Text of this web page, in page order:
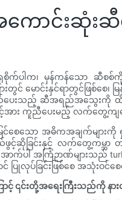
ကောင်းဆုံ
ါက၊ မှန်ကန်သော ဆီစစ်ကို
မောင်းနှင်ရာတွင်ဖြစ်စေ၊ မ
ဆီအရည်အသွေးကို ထိန်းချု
အား ကူညီပေးမည့် လက်တွေ့က
ြင်စေသော အဓိကအချက်မ
ာယ်ဖွင့်ဆိုခြင်းနှင့် လက်တွေ့
အကြံဉာဏ်များသည်
ပြုလုပ်ခြင်းဖြစ်စေ အသုံးဝင်
ာင့် ၎င်းတို့အရေးကြီးသည်ကို နား